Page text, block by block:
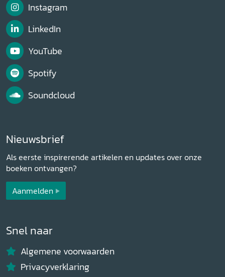
Instagram
LinkedIn
YouTube
Spotify
Soundcloud
Nieuwsbrief
Als eerste inspirerende artikelen en updates over onze
boeken ontvangen?
Aanmelden
Snel naar
Algemene voorwaarden
Privacyverklaring